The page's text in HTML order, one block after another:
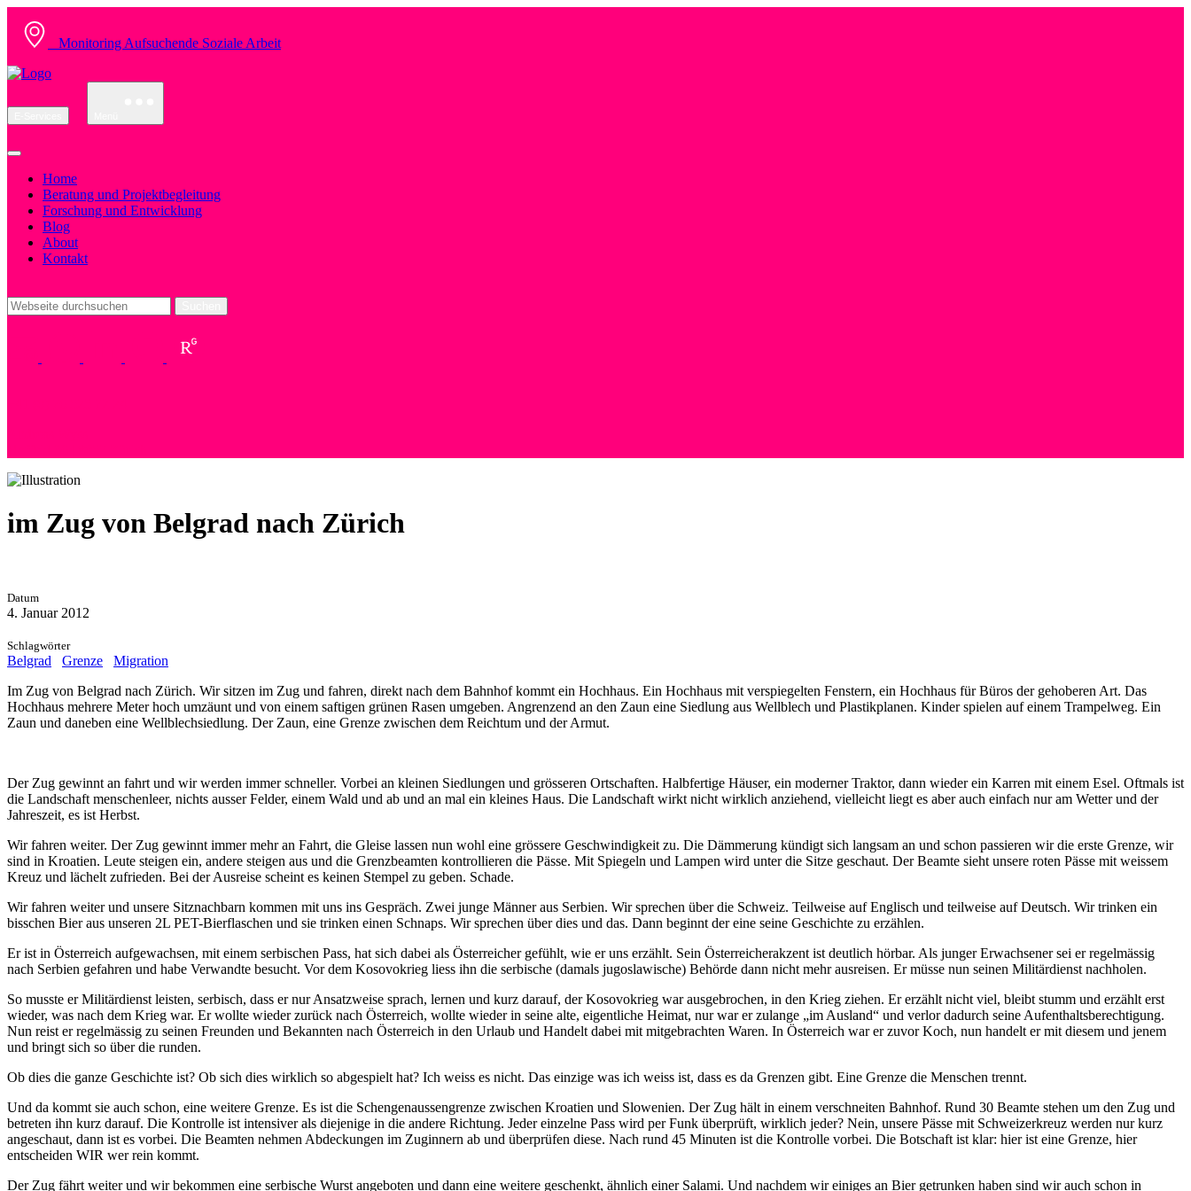
Monitoring Aufsuchende Soziale Arbeit
Home
Beratung und Projektbegleitung
Forschung und Entwicklung
Blog
About
Kontakt
im Zug von Belgrad nach Zürich
Datum
4. Januar 2012
Schlagwörter
Belgrad Grenze
Migration
Im Zug von Belgrad nach Zürich. Wir sitzen im Zug und fahren, direkt nach dem Bahnhof kommt ein Hochhaus. Ein Hochhaus mit verspiegelten Fenstern, ein Hochhaus für Büros der gehoberen Art. Das
Hochhaus mehrere Meter hoch umzäunt und von einem saftigen grünen Rasen umgeben. Angrenzend an den Zaun eine Siedlung aus Wellblech und Plastikplanen. Kinder spielen auf einem Trampelweg. Ein
Zaun und daneben eine Wellblechsiedlung. Der Zaun, eine Grenze zwischen dem Reichtum und der Armut.
Der Zug gewinnt an fahrt und wir werden immer schneller. Vorbei an kleinen Siedlungen und grösseren Ortschaften. Halbfertige Häuser, ein moderner Traktor, dann wieder ein Karren mit einem Esel. Oftmals ist
die Landschaft menschenleer, nichts ausser Felder, einem Wald und ab und an mal ein kleines Haus. Die Landschaft wirkt nicht wirklich anziehend, vielleicht liegt es aber auch einfach nur am Wetter und der
Jahreszeit, es ist Herbst.
Wir fahren weiter. Der Zug gewinnt immer mehr an Fahrt, die Gleise lassen nun wohl eine grössere Geschwindigkeit zu. Die Dämmerung kündigt sich langsam an und schon passieren wir die erste Grenze, wir
sind in Kroatien. Leute steigen ein, andere steigen aus und die Grenzbeamten kontrollieren die Pässe. Mit Spiegeln und Lampen wird unter die Sitze geschaut. Der Beamte sieht unsere roten Pässe mit weissem
Kreuz und lächelt zufrieden. Bei der Ausreise scheint es keinen Stempel zu geben. Schade.
Wir fahren weiter und unsere Sitznachbarn kommen mit uns ins Gespräch. Zwei junge Männer aus Serbien. Wir sprechen über die Schweiz. Teilweise auf Englisch und teilweise auf Deutsch. Wir trinken ein
bisschen Bier aus unseren 2L PET-Bierflaschen und sie trinken einen Schnaps. Wir sprechen über dies und das. Dann beginnt der eine seine Geschichte zu erzählen.
Er ist in Österreich aufgewachsen, mit einem serbischen Pass, hat sich dabei als Österreicher gefühlt, wie er uns erzählt. Sein Österreicherakzent ist deutlich hörbar. Als junger Erwachsener sei er regelmässig
nach Serbien gefahren und habe Verwandte besucht. Vor dem Kosovokrieg liess ihn die serbische (damals jugoslawische) Behörde dann nicht mehr ausreisen. Er müsse nun seinen Militärdienst nachholen.
So musste er Militärdienst leisten, serbisch, dass er nur Ansatzweise sprach, lernen und kurz darauf, der Kosovokrieg war ausgebrochen, in den Krieg ziehen. Er erzählt nicht viel, bleibt stumm und erzählt erst
wieder, was nach dem Krieg war. Er wollte wieder zurück nach Österreich, wollte wieder in seine alte, eigentliche Heimat, nur war er zulange „im Ausland“ und verlor dadurch seine Aufenthaltsberechtigung.
Nun reist er regelmässig zu seinen Freunden und Bekannten nach Österreich in den Urlaub und Handelt dabei mit mitgebrachten Waren. In Österreich war er zuvor Koch, nun handelt er mit diesem und jenem
und bringt sich so über die runden.
Ob dies die ganze Geschichte ist? Ob sich dies wirklich so abgespielt hat? Ich weiss es nicht. Das einzige was ich weiss ist, dass es da Grenzen gibt. Eine Grenze die Menschen trennt.
Und da kommt sie auch schon, eine weitere Grenze. Es ist die Schengenaussengrenze zwischen Kroatien und Slowenien. Der Zug hält in einem verschneiten Bahnhof. Rund 30 Beamte stehen um den Zug und
betreten ihn kurz darauf. Die Kontrolle ist intensiver als diejenige in die andere Richtung. Jeder einzelne Pass wird per Funk überprüft, wirklich jeder? Nein, unsere Pässe mit Schweizerkreuz werden nur kurz
angeschaut, dann ist es vorbei. Die Beamten nehmen Abdeckungen im Zuginnern ab und überprüfen diese. Nach rund 45 Minuten ist die Kontrolle vorbei. Die Botschaft ist klar: hier ist eine Grenze, hier
entscheiden WIR wer rein kommt.
Der Zug fährt weiter und wir bekommen eine serbische Wurst angeboten und dann eine weitere geschenkt, ähnlich einer Salami. Und nachdem wir einiges an Bier getrunken haben sind wir auch schon in